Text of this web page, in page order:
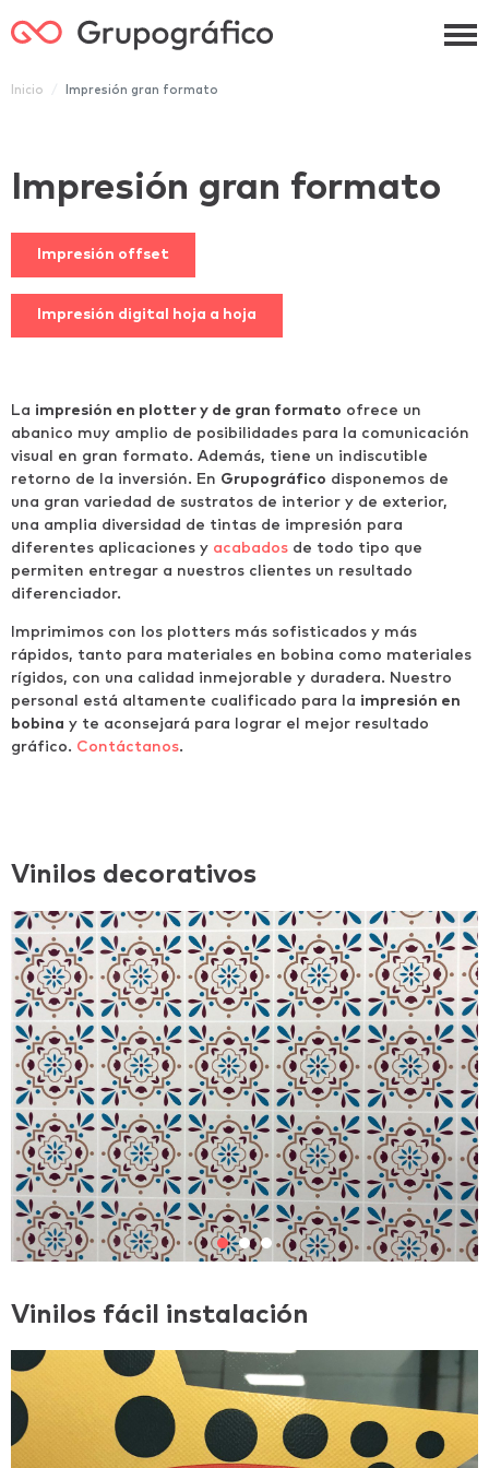
Inicio Impresión gran formato
Impresión gran formato
Impresión offset
Impresión digital hoja a hoja
La impresión en plotter y de gran formato ofrece un
abanico muy amplio de posibilidades para la comunicación
visual en gran formato. Además, tiene un indiscutible
retorno de la inversión. En Grupográfico disponemos de
una gran variedad de sustratos de interior y de exterior,
una amplia diversidad de tintas de impresión para
diferentes aplicaciones y acabados de todo tipo que
permiten entregar a nuestros clientes un resultado
diferenciador.
Imprimimos con los plotters más sofisticados y más
rápidos, tanto para materiales en bobina como materiales
rígidos, con una calidad inmejorable y duradera. Nuestro
personal está altamente cualificado para la impresión en
bobina y te aconsejará para lograr el mejor resultado
gráfico. Contáctanos.
Vinilos decorativos
Vinilos fácil instalación